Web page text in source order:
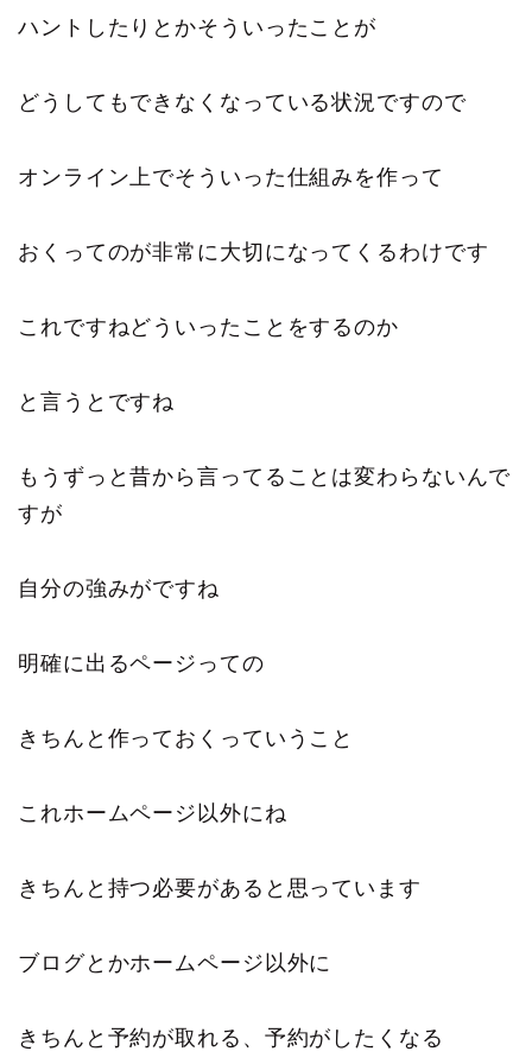
ハントしたりとかそういったことが
どうしてもできなくなっている状況ですので
オンライン上でそういった仕組みを作って
おくってのが非常に大切になってくるわけです
これですねどういったことをするのか
と言うとですね
もうずっと昔から言ってることは変わらないんで
すが
自分の強みがですね
明確に出るページっての
きちんと作っておくっていうこと
これホームページ以外にね
きちんと持つ必要があると思っています
ブログとかホームページ以外に
きちんと予約が取れる、予約がしたくなる